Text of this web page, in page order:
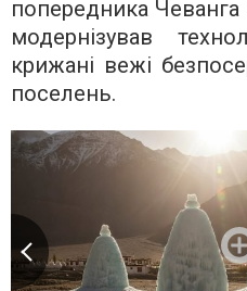
попередника
модернізував
крижані вежі
поселень.